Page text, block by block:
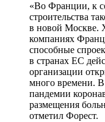
«Во Франции, к
строительства
в новой Москве.
компаниях
способные
в странах ЕС
организации
много времени.
пандемии
размещения
отметил Форест.